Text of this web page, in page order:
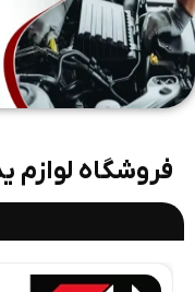
فروشگاه لوازم